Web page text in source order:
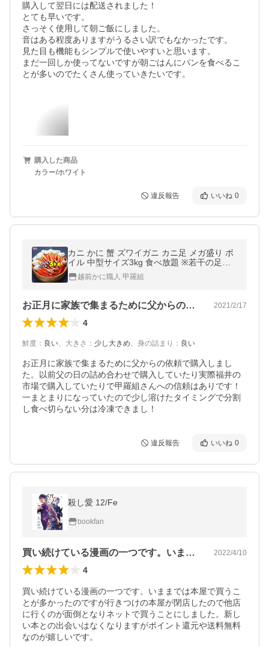
購入して翌日には配送されました！
とても早いです。
さっそく使用して朝ご飯にしました。
音はある程度ありますがうるさい訳でもなかったです。
見た目も機能もシンプルで使いやすいと思います。
まだ一回しか使ってないですが朝ごはんにパンを食べるこ
とが多いのでたくさん使っていきたいです。
購入した商品
カラー/ホワイト
違反報告 いいね 0
カニ かに 蟹 ズワイガニ カニ足 メガ盛り ボ
イル 中型サイズ3kg 食べ放題 ※若干の足折
れが入る場合があります ずわい かに足 ポイ
ント利用 爆買
越前かに職人 甲羅組
お正月に家族で集まるために父からの依頼… 2021/2/17
4
鮮度 ： 良い、 大きさ ： 少し大きめ、 身の詰まり ： 良い
お正月に家族で集まるために父からの依頼で購入しまし
た。以前父の日の詰め合わせで購入していたり実際福井の
市場で購入していたりで甲羅組さんへの信頼はありです！
一まとまりになっていたので少し溶けたタイミングで分割
し食べ切らない分は冷凍できまし！
違反報告 いいね 0
殺し愛 12/Fe
bookfan
買い続けている漫画の一つです。いままで… 2022/4/10
4
買い続けている漫画の一つです。いままでは本屋で買うこ
とが多かったのですが行きつけの本屋が閉店したので他店
に行くのが面倒となりネットで買うことにしました。新し
い本との出会いはなくなりますがポイント還元や送料無料
なのが嬉しいです。